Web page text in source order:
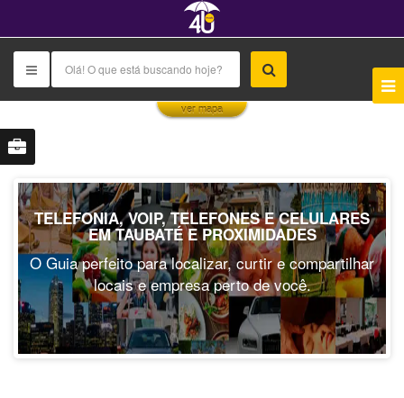
ver mapa
TELEFONIA, VOIP, TELEFONES E CELULARES
EM TAUBATÉ E PROXIMIDADES
O Guia perfeito para localizar, curtir e compartilhar
locais e empresa perto de você.